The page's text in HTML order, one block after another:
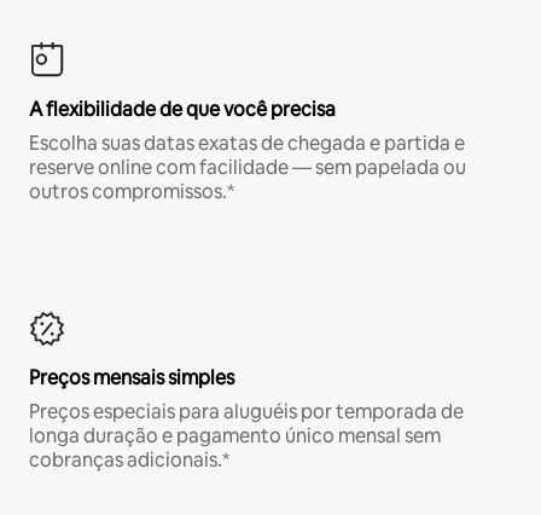
A flexibilidade de que você precisa
Escolha suas datas exatas de chegada e partida e
reserve online com facilidade — sem papelada ou
outros compromissos.*
Preços mensais simples
Preços especiais para aluguéis por temporada de
longa duração e pagamento único mensal sem
cobranças adicionais.*